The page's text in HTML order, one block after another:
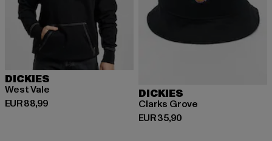
DICKIES
West Vale
EUR 88,99
Derzeitiger Preis: EUR 88,99
DICKIES
Clarks Grove
EUR 35,90
Derzeitiger Preis: EUR 35,90